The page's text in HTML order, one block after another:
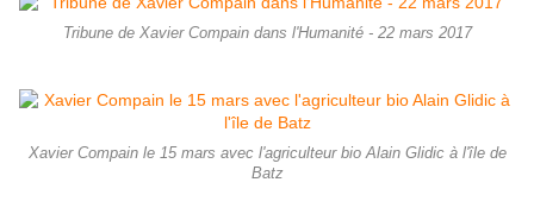
Tribune de Xavier Compain dans l'Humanité - 22 mars 2017
Xavier Compain le 15 mars avec l'agriculteur bio Alain Glidic à l'île de
Batz